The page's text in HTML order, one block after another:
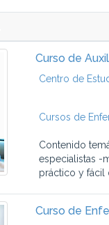
Curso de
Centro de
Cursos de
Contenido
especialistas -
práctico y fácil
Curso de